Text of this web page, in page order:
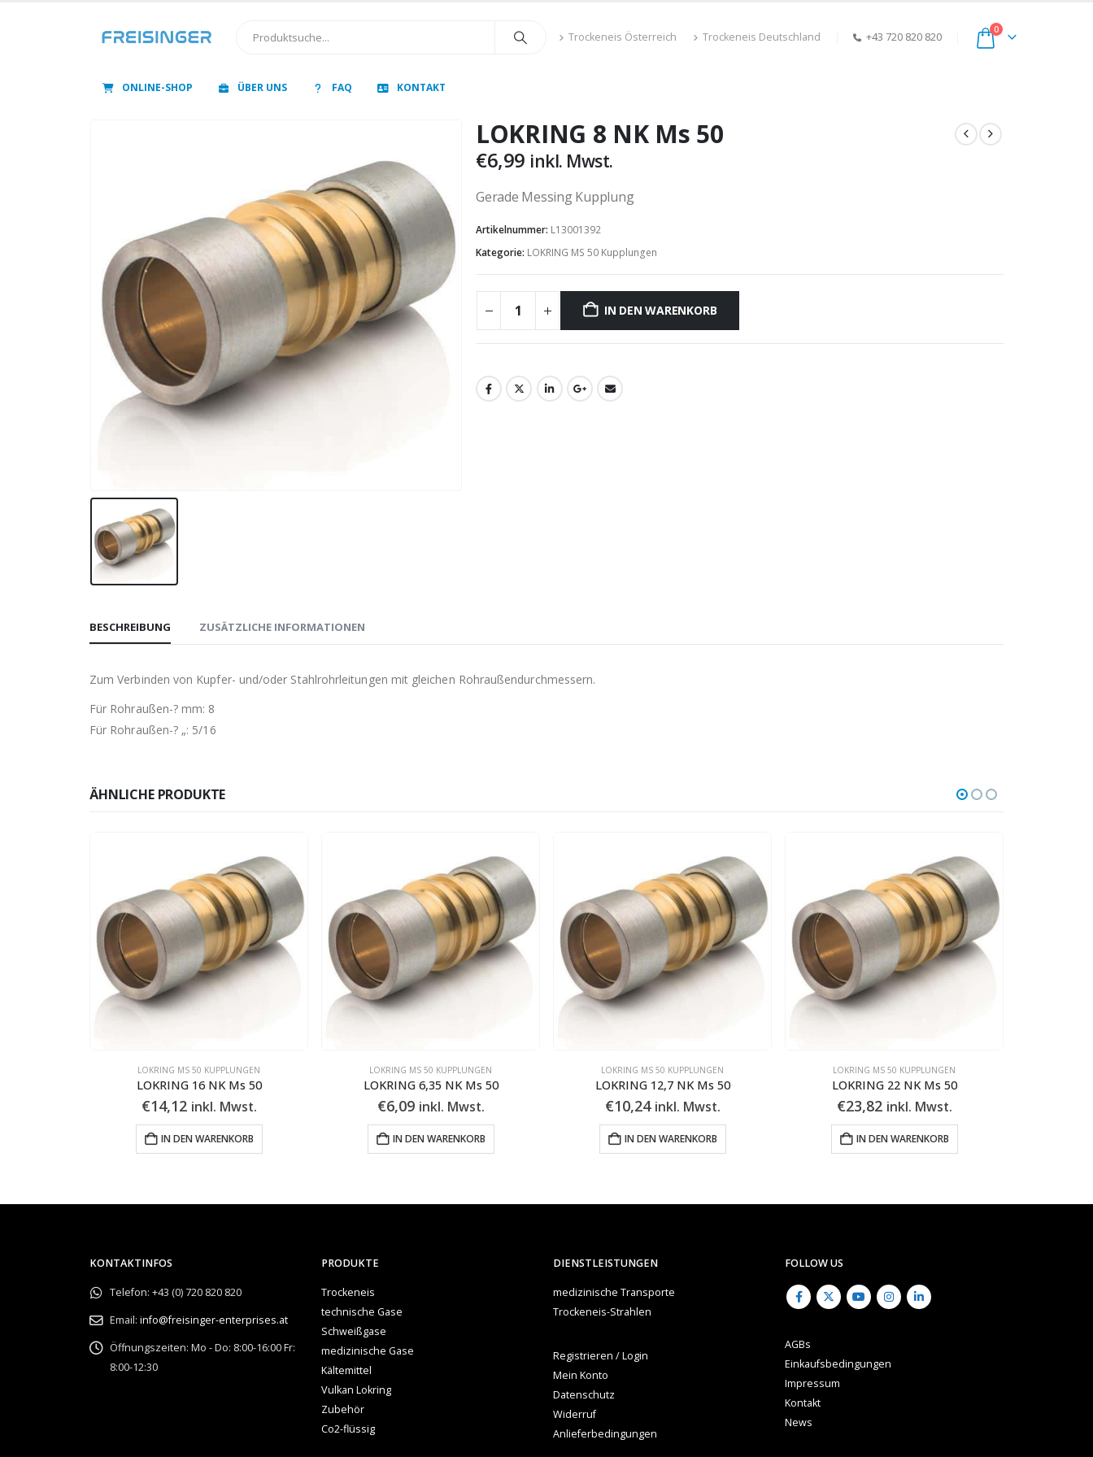
Trockeneis Österreich Trockeneis Deutschland +43 720 820 820
0
ONLINE-SHOP ÜBER UNS FAQ KONTAKT
LOKRING 8 NK Ms 50
€6,99 inkl. Mwst.
Gerade Messing Kupplung
Artikelnummer: L13001392
Kategorie: LOKRING MS 50 Kupplungen
IN DEN WARENKORB
BESCHREIBUNG ZUSÄTZLICHE INFORMATIONEN
Zum Verbinden von Kupfer- und/oder Stahlrohrleitungen mit gleichen Rohraußendurchmessern.
Für Rohraußen-? mm: 8
Für Rohraußen-? „: 5/16
ÄHNLICHE PRODUKTE
LOKRING MS 50 KUPPLUNGEN
LOKRING 6,35 NK Ms 50
€6,09 inkl. Mwst.
IN DEN WARENKORB
LOKRING MS 50 KUPPLUNGEN
LOKRING 12,7 NK Ms 50
€10,24 inkl. Mwst.
IN DEN WARENKORB
LOKRING MS 50 KUPPLUNGEN
LOKRING 22 NK Ms 50
€23,82 inkl. Mwst.
IN DEN WARENKORB
LOKRING MS 50 KUPPLUNGEN
LOKRING 12 NK Ms 50
€10,24 inkl. Mwst.
IN DEN WARENKORB
KONTAKTINFOS
Telefon: +43 (0) 720 820 820
Email: info@freisinger-enterprises.at
Öffnungszeiten: Mo - Do: 8:00-16:00 Fr:
8:00-12:30
PRODUKTE
Trockeneis
technische Gase
Schweißgase
medizinische Gase
Kältemittel
Vulkan Lokring
Zubehör
Co2-flüssig
DIENSTLEISTUNGEN
medizinische Transporte
Trockeneis-Strahlen
Registrieren / Login
Mein Konto
Datenschutz
Widerruf
Anlieferbedingungen
FOLLOW US
AGBs
Einkaufsbedingungen
Impressum
Kontakt
News